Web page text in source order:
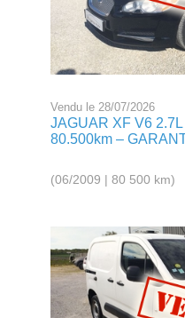
Vendu le 28/07/2026
JAGUAR XF V6
80.500km –
(06/2009 | 80 500 km)